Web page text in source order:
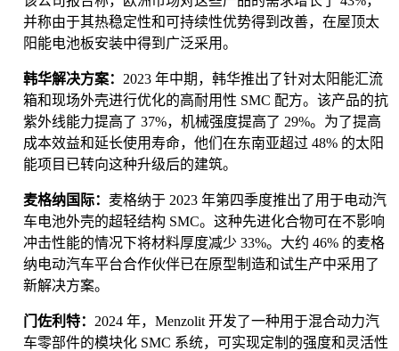
并称由于其热稳定性和可持续性优势得到改善，在屋顶太
阳能电池板安装中得到广泛采用。
韩华解决方案： 2023 年中期，韩华推出了针对太阳能汇流
箱和现场外壳进行优化的高耐用性 SMC 配方。该产品的抗
紫外线能力提高了 37%，机械强度提高了 29%。为了提高
成本效益和延长使用寿命，他们在东南亚超过 48% 的太阳
能项目已转向这种升级后的建筑。
麦格纳国际： 麦格纳于 2023 年第四季度推出了用于电动汽
车电池外壳的超轻结构 SMC。这种先进化合物可在不影响
冲击性能的情况下将材料厚度减少 33%。大约 46% 的麦格
纳电动汽车平台合作伙伴已在原型制造和试生产中采用了
新解决方案。
门佐利特： 2024 年，Menzolit 开发了一种用于混合动力汽
车零部件的模块化 SMC 系统，可实现定制的强度和灵活性